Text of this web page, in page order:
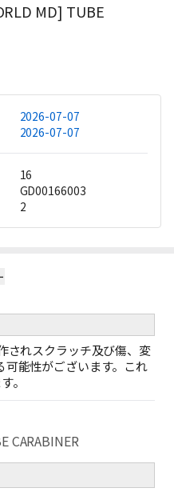
MD] TUBE
2026-07-07
2026-07-07
16
GD00166003
2
されスクラッチ及び傷、変
能性がございます。これ
。
CARABINER